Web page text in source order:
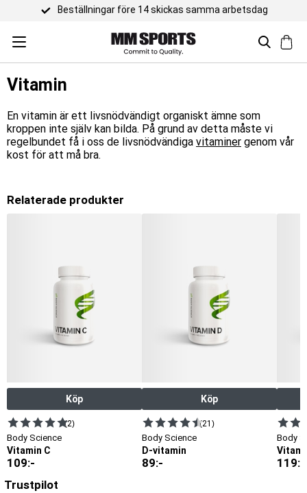
Beställningar före 14 skickas samma arbetsdag
Vitamin
En vitamin är ett livsnödvändigt organiskt ämne som
kroppen inte själv kan bilda. På grund av detta måste vi
regelbundet få i oss de livsnödvändiga vitaminer genom vår
kost för att må bra.
Relaterade produkter
Köp
(2)
Body Science
Vitamin C
109:-
Köp
(21)
Body Science
D-vitamin
89:-
Body
119:-
Trustpilot